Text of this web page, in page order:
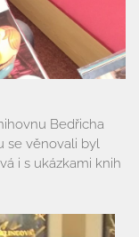
Bedřicha
se věnovali byl
i s ukázkami knih